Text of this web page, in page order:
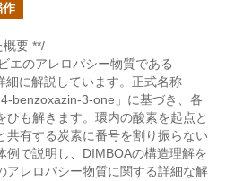
作
概要 **/
エのアレロパシー物質である
細に解説しています。正式名称
benzoxazin-3-one」に基づき、各
も解きます。環内の酸素を起点と
共有する炭素に番号を割り振らない
例で説明し、DIMBOAの構造理解を
アレロパシー物質に関する詳細な解